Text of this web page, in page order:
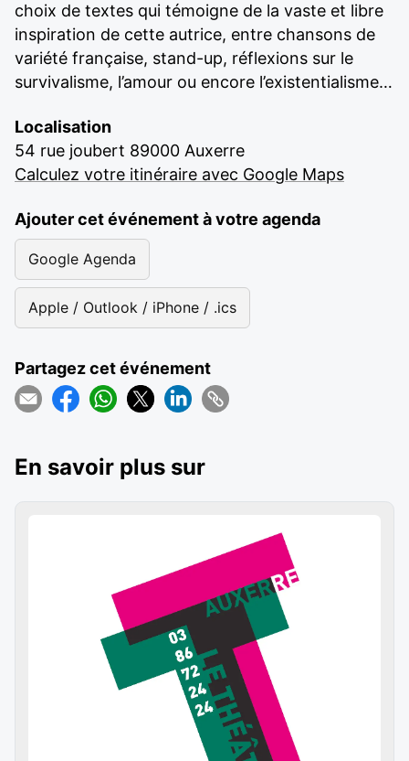
choix de textes qui témoigne de la vaste et libre
inspiration de cette autrice, entre chansons de
variété française, stand-up, réflexions sur le
survivalisme, l’amour ou encore l’existentialisme…
Localisation
54 rue joubert 89000 Auxerre
Calculez votre itinéraire avec Google Maps
Ajouter cet événement à votre agenda
Google Agenda
Apple / Outlook / iPhone / .ics
Partagez cet événement
En savoir plus sur